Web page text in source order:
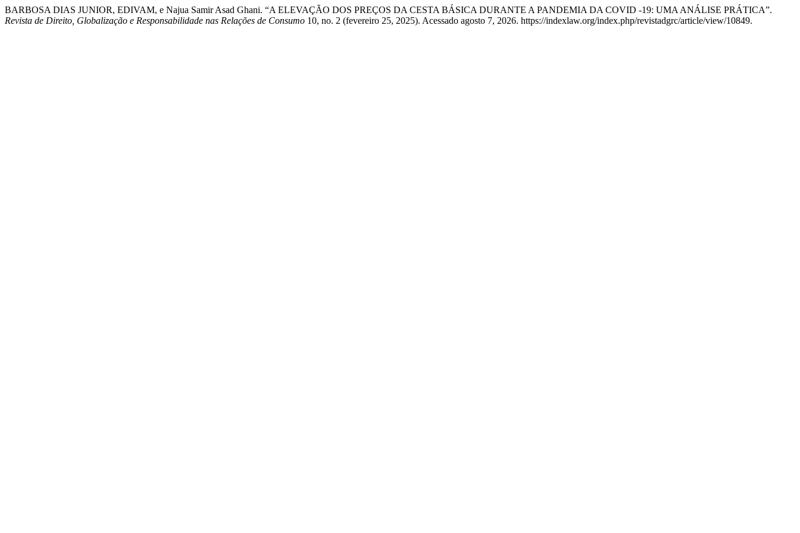
BARBOSA DIAS JUNIOR, EDIVAM, e Najua Samir Asad Ghani. “A ELEVAÇÃO DOS PREÇOS DA CESTA BÁSICA DURANTE A PANDEMIA DA COVID -19: UMA ANÁLISE PRÁTICA”.
Revista de Direito, Globalização e Responsabilidade nas Relações de Consumo 10, no. 2 (fevereiro 25, 2025). Acessado agosto 7, 2026. https://indexlaw.org/index.php/revistadgrc/article/view/10849.